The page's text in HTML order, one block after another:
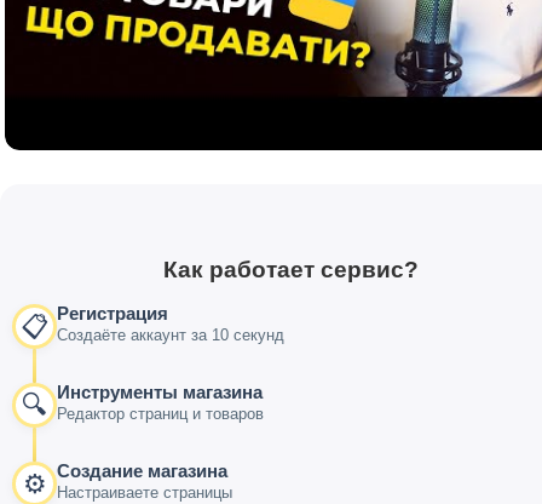
Как работает сервис?
📋 Регистрация
Создаёте аккаунт за 10 секунд
🔍 Инструменты магазина
Редактор страниц и товаров
⚙️ Создание магазина
Настраиваете страницы